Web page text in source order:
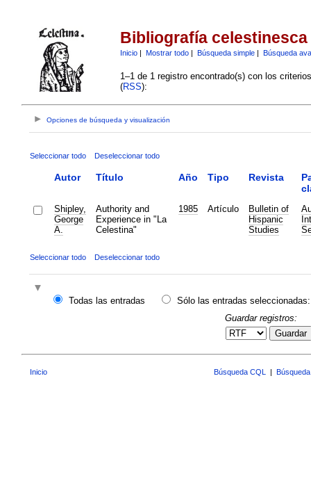
Bibliografía celestinesca
Inicio| Mostrar todo| Búsqueda simple| Búsqueda
1–1 de 1 registro encontrado(s) con los
(RSS):
Opciones de búsqueda y visualización
Seleccionar todo Deseleccionar todo
Autor Título Año Tipo Revista
Shipley,
George
A.
Authority and
Experience in "La
Celestina"
1985 Artículo
Bulletin of
Hispanic
Studies
Seleccionar todo Deseleccionar todo
Todas las entradas
Sólo las entradas seleccionadas:
Guardar registros:
Guardar
Inicio Búsqueda CQL